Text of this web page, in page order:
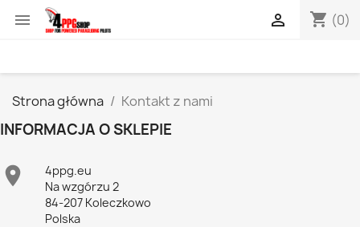
 shopping_cart (0)

Strona główna Kontakt z nami
INFORMACJA O SKLEPIE

4ppg.eu
Na wzgórzu 2
84-207 Koleczkowo
Polska